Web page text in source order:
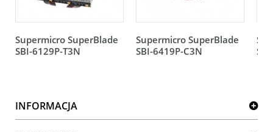
Supermicro SuperBlade
SBI-6129P-T3N
Supermicro SuperBlade
SBI-6419P-C3N
INFORMACJA